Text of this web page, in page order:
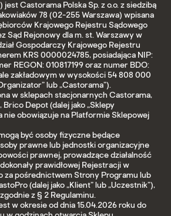
jest Castorama Polska Sp. z o.o. z siedzibą
78 (02-255 Warszawa) wpisana
Krajowego Rejestru Sądowego
Sąd Rejonowy dla m. st. Warszawy w
Gospodarczy Krajowego Rejestru
KRS 0000024785, posiadająca NIP:
REGON: 010817199 oraz numer BDO:
zakładowym w wysokości 54 808 000
lub „Castorama”).
w sklepach stacjonarnych Castorama,
Depot (dalej jako „Sklepy
nie obowiązuje na Platformie Sklepowej
być osoby fizyczne będące
prawne lub jednostki organizacyjne
prawnej, prowadzące działalność
prawidłowej Rejestracji w
za pośrednictwem Strony Programu lub
(dalej jako „Klient” lub „Uczestnik”),
z § 2 Regulaminu.
w okresie od dnia 15.04.2026 roku do